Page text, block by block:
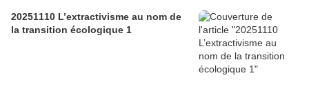
20251110 L’extractivisme au nom de
la transition écologique 1